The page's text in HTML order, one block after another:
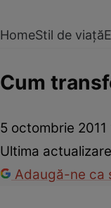
HomeStil de viață
Cum
5 octombrie 2011
Ultima
Adaugă-ne ca